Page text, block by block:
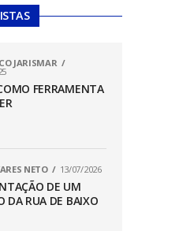
JARISMAR
FERRAMENTA
NETO 13/07/2026
DE UM
DA RUA DE BAIXO